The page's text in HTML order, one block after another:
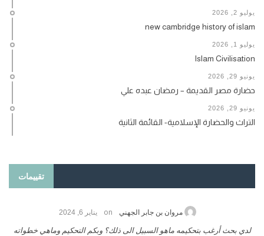
يوليو 2, 2026
new cambridge history of islam
يوليو 1, 2026
Islam Civilisation
يونيو 29, 2026
حضارة مصر القديمة – رمضان عبده علي
يونيو 29, 2026
التراث والحضارة الإسلامية- القائمة الثانية
تقييمات
حامد الزريقي on يناير 25, 2026
السلام عليكم ورحمة الله وبركاتة أرغب بنشر كتابي معكم